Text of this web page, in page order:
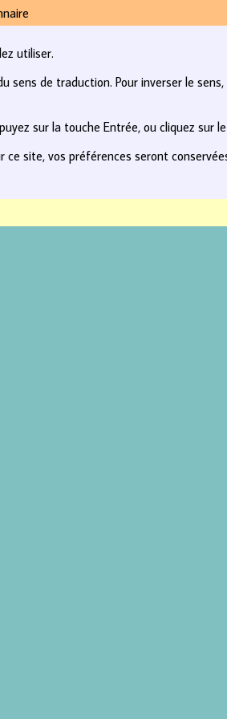
utiliser.
sens de traduction. Pour inverser le
sur la touche Entrée, ou cliquez sur
site, vos préférences seront